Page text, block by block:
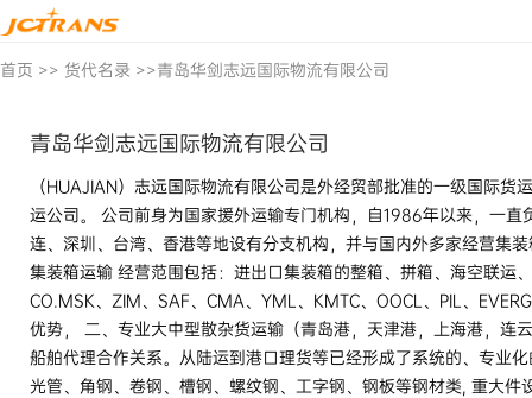
首页 >> 货代名录 >>青岛华剑志远国际物流有限公司
青岛华剑志远国际物流有限公司
（HUAJIAN）志远国际物流有限公司是外经贸部批准的一级国际
运公司。 公司前身为国家援外运输专门机构，自1986年以来，一
连、深圳、台湾、香港等地设有分支机构，并与国内外多家经营集
集装箱运输 经营范围包括：进出口集装箱的整箱、拼箱、海空联运
CO.MSK、ZIM、SAF、CMA、YML、KMTC、OOCL、PIL、
优势， 二、专业大中型散杂货运输（青岛港，天津港，上海港，
船舶代理合作关系。从陆运到港口理货等已经形成了系统的、专业
光管、角钢、卷钢、槽钢、螺纹钢、工字钢、钢板等钢材类, 重大